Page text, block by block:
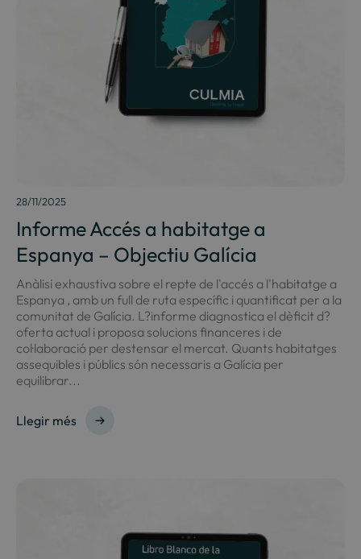
28/11/2025
Informe Accés a habitatge a
Espanya – Objectiu Galícia
Anàlisi exhaustiva sobre el repte de l'accés a l'habitatge a
Espanya , amb un full de ruta específic i quantificat per a la
comunitat de Galícia. L?informe diagnostica el dèficit d?
oferta actual i proposa solucions financeres i de
col·laboració per destensar el mercat. Quants habitatges
assequibles i públics són necessaris a Galícia per
equilibrar...
Llegir més